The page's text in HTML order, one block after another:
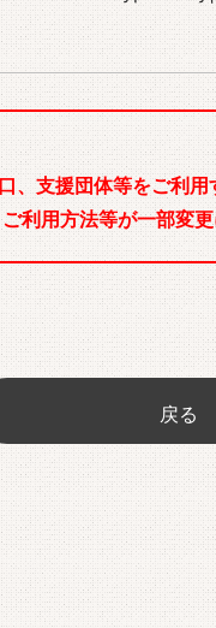
、支援団体等をご利
利用方法等が一部変
戻る